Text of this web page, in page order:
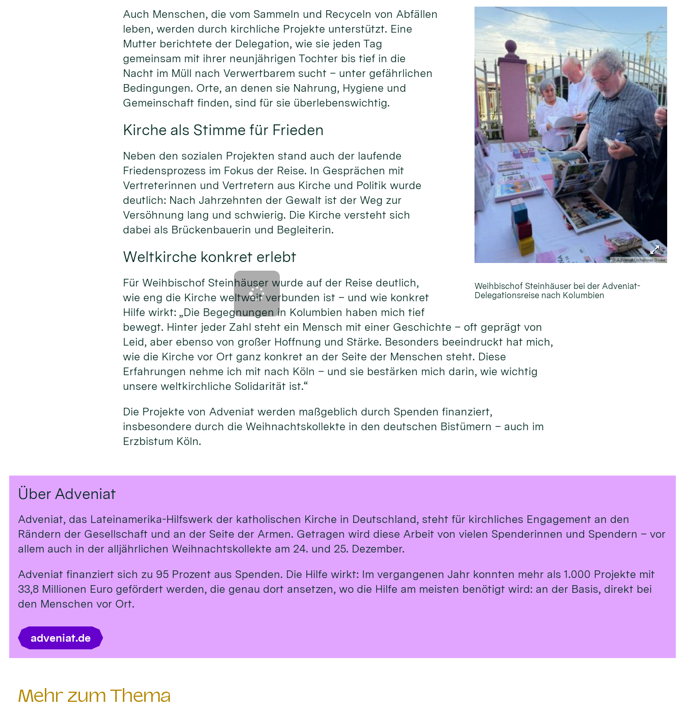
© Adveniat/Johannes Duwe
Weihbischof Steinhäuser bei der Adveniat-
Delegationsreise nach Kolumbien
Auch Menschen, die vom Sammeln und Recyceln von Abfällen
leben, werden durch kirchliche Projekte unterstützt. Eine
Mutter berichtete der Delegation, wie sie jeden Tag
gemeinsam mit ihrer neunjährigen Tochter bis tief in die
Nacht im Müll nach Verwertbarem sucht – unter gefährlichen
Bedingungen. Orte, an denen sie Nahrung, Hygiene und
Gemeinschaft finden, sind für sie überlebenswichtig.
Kirche als Stimme für Frieden
Neben den sozialen Projekten stand auch der laufende
Friedensprozess im Fokus der Reise. In Gesprächen mit
Vertreterinnen und Vertretern aus Kirche und Politik wurde
deutlich: Nach Jahrzehnten der Gewalt ist der Weg zur
Versöhnung lang und schwierig. Die Kirche versteht sich
dabei als Brückenbauerin und Begleiterin.
Weltkirche konkret erlebt
Für Weihbischof Steinhäuser wurde auf der Reise deutlich,
wie eng die Kirche weltweit verbunden ist – und wie konkret
Hilfe wirkt: „Die Begegnungen in Kolumbien haben mich tief
bewegt. Hinter jeder Zahl steht ein Mensch mit einer Geschichte – oft geprägt von
Leid, aber ebenso von großer Hoffnung und Stärke. Besonders beeindruckt hat mich,
wie die Kirche vor Ort ganz konkret an der Seite der Menschen steht. Diese
Erfahrungen nehme ich mit nach Köln – und sie bestärken mich darin, wie wichtig
unsere weltkirchliche Solidarität ist.“
Die Projekte von Adveniat werden maßgeblich durch Spenden finanziert,
insbesondere durch die Weihnachtskollekte in den deutschen Bistümern – auch im
Erzbistum Köln.
Über Adveniat
Adveniat, das Lateinamerika-Hilfswerk der katholischen Kirche in Deutschland, steht für kirchliches Engagement an den
Rändern der Gesellschaft und an der Seite der Armen. Getragen wird diese Arbeit von vielen Spenderinnen und Spendern – vor
allem auch in der alljährlichen Weihnachtskollekte am 24. und 25. Dezember.
Adveniat finanziert sich zu 95 Prozent aus Spenden. Die Hilfe wirkt: Im vergangenen Jahr konnten mehr als 1.000 Projekte mit
33,8 Millionen Euro gefördert werden, die genau dort ansetzen, wo die Hilfe am meisten benötigt wird: an der Basis, direkt bei
den Menschen vor Ort.
adveniat.de
Mehr zum Thema